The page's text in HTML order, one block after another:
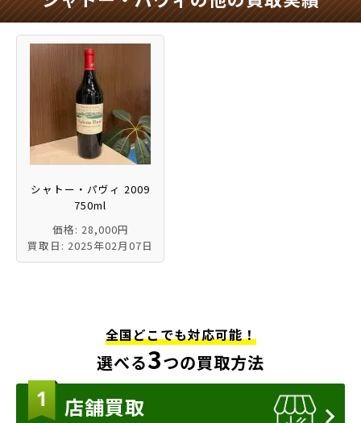
シャトー・パヴィ 2009
750ml
価格: 28,000円
買取日: 2025年02月07日
全国どこでも対応可能！
選べる3つの買取方法
店舗買取